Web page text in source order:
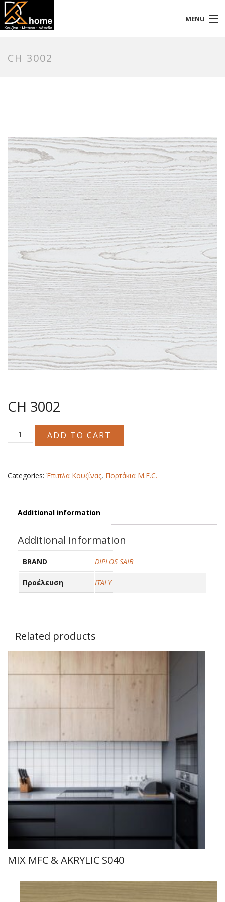
MENU
CH 3002
CH 3002
3002
ADD TO CART
Categories: Έπιπλα Κουζίνας, Πορτάκια M.F.C.
Additional information
Additional information
BRAND DIPLOS SAIB
Προέλευση ITALY
Related products
MIX MFC & AKRYLIC S040